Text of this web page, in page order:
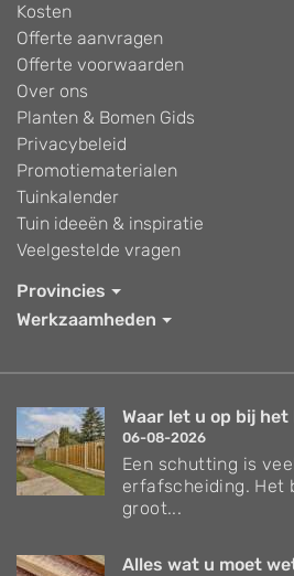
Kosten
Offerte aanvragen
Offerte voorwaarden
Over ons
Planten & Bomen Gids
Privacybeleid
Promotiematerialen
Tuinkalender
Tuin ideeën & inspiratie
Veelgestelde vragen
Provincies
Werkzaamheden
Waar let u op bij het
06-08-2026
Een schutting is
erfafscheiding. Het
groot...
Alles wat u moet